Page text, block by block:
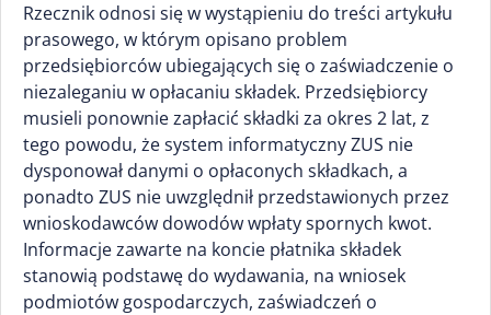
Rzecznik odnosi się w wystąpieniu do treści artykułu
prasowego, w którym opisano problem
przedsiębiorców ubiegających się o zaświadczenie o
niezaleganiu w opłacaniu składek. Przedsiębiorcy
musieli ponownie zapłacić składki za okres 2 lat, z
tego powodu, że system informatyczny ZUS nie
dysponował danymi o opłaconych składkach, a
ponadto ZUS nie uwzględnił przedstawionych przez
wnioskodawców dowodów wpłaty spornych kwot.
Informacje zawarte na koncie płatnika składek
stanowią podstawę do wydawania, na wniosek
podmiotów gospodarczych, zaświadczeń o